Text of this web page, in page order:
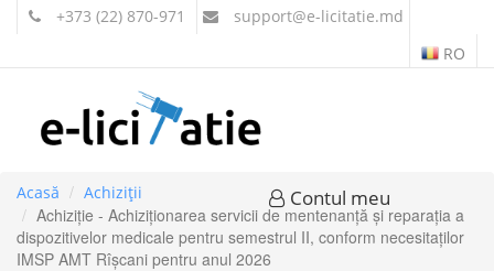
+373 (22) 870-971 support@e-licitatie.md
RO
Contul meu
Acasă Achiziții
Achiziție - Achiziționarea servicii de mentenanță și reparația a
dispozitivelor medicale pentru semestrul II, conform necesitaților
IMSP AMT Rîșcani pentru anul 2026